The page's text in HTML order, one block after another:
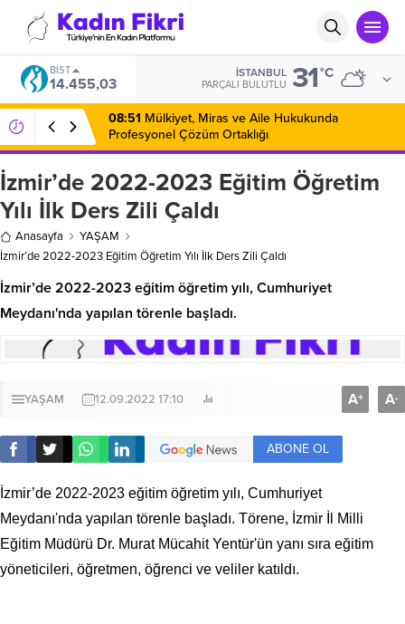
BIST
14.455,03
İSTANBUL
PARÇALI BULUTLU 31°C
08:51 Mülkiyet, Miras ve Aile Hukukunda
Profesyonel Çözüm Ortaklığı
İzmir’de 2022-2023 Eğitim Öğretim
Yılı İlk Ders Zili Çaldı
Anasayfa
YAŞAM
İzmir’de 2022-2023 Eğitim Öğretim Yılı İlk Ders Zili Çaldı
İzmir’de 2022-2023 eğitim öğretim yılı, Cumhuriyet
Meydanı'nda yapılan törenle başladı.
YAŞAM 12.09.2022 17:10 A+ A-
ABONE OL
İzmir’de 2022-2023 eğitim öğretim yılı, Cumhuriyet
Meydanı'nda yapılan törenle başladı. Törene, İzmir İl Milli
Eğitim Müdürü Dr. Murat Mücahit Yentür'ün yanı sıra eğitim
yöneticileri, öğretmen, öğrenci ve veliler katıldı.